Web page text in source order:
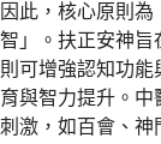
因此，核心原則
智」。扶正安神旨
則可增強認知功
育與智力提升。中
刺激，如百會、神